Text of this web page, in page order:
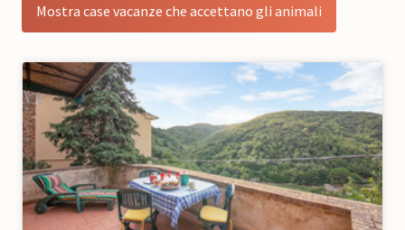
Mostra case vacanze che accettano gli animali